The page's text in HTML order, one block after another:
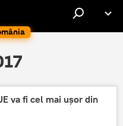
va fi cel mai ușor din